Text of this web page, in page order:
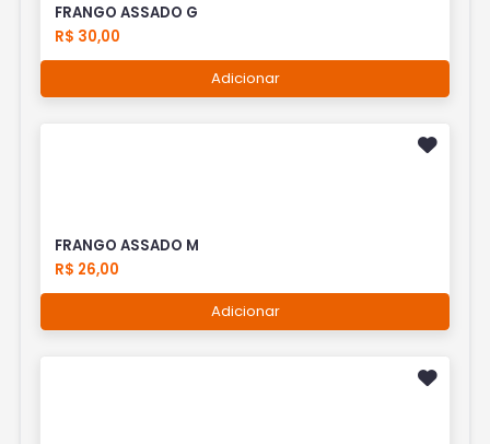
FRANGO ASSADO G
R$ 30,00
Adicionar
FRANGO ASSADO M
R$ 26,00
Adicionar